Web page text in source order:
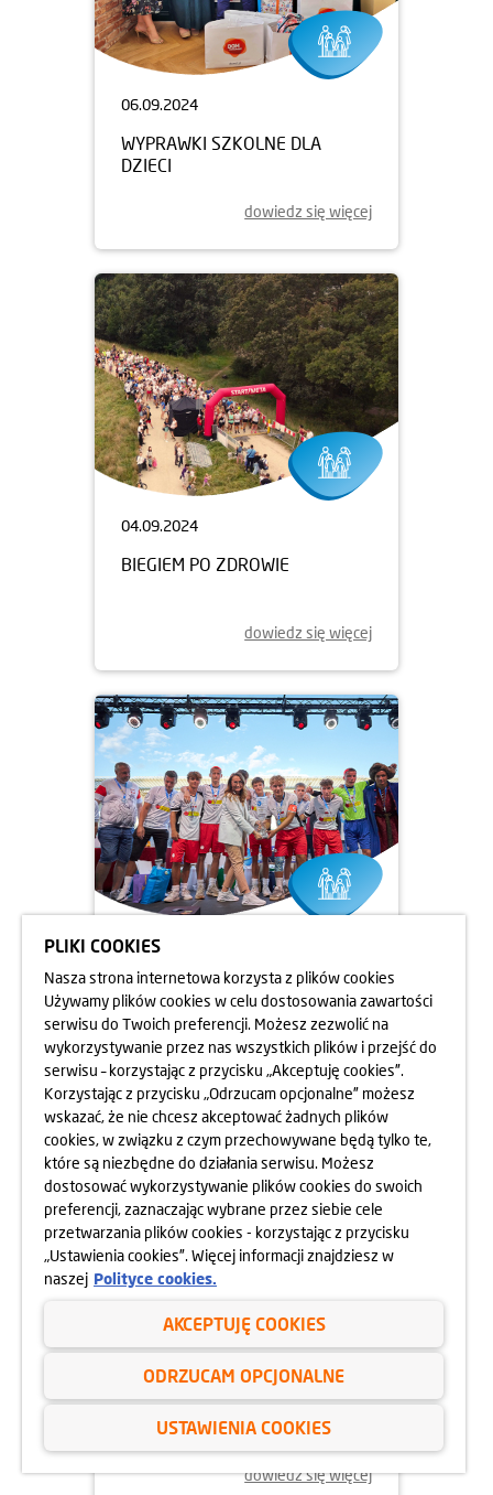
06.09.2024
WYPRAWKI SZKOLNE DLA
DZIECI
dowiedz się więcej
04.09.2024
BIEGIEM PO ZDROWIE
dowiedz się więcej
12.08.2024
MISTRZOSTWA ŚWIATA DZIECI
Z DOMÓW DZIECKA
dowiedz się więcej
15.07.2024
FIRMOWY SPŁYW KAJAKOWY ZE
SPRZĄTANIEM RZEKI
dowiedz się więcej
PLIKI COOKIES
Nasza strona internetowa korzysta z plików cookies
Używamy plików cookies w celu dostosowania zawartości
serwisu do Twoich preferencji. Możesz zezwolić na
wykorzystywanie przez nas wszystkich plików i przejść do
serwisu – korzystając z przycisku „Akceptuję cookies”.
Korzystając z przycisku „Odrzucam opcjonalne” możesz
wskazać, że nie chcesz akceptować żadnych plików
cookies, w związku z czym przechowywane będą tylko te,
które są niezbędne do działania serwisu. Możesz
dostosować wykorzystywanie plików cookies do swoich
preferencji, zaznaczając wybrane przez siebie cele
przetwarzania plików cookies - korzystając z przycisku
„Ustawienia cookies”. Więcej informacji znajdziesz w
naszej Polityce cookies.
AKCEPTUJĘ COOKIES
ODRZUCAM OPCJONALNE
USTAWIENIA COOKIES